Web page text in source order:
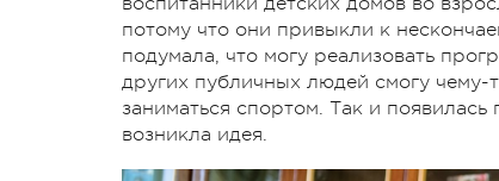
потому что они привыкли к
подумала, что могу реализовать
других публичных людей смогу чему-
заниматься спортом. Так и
возникла идея.